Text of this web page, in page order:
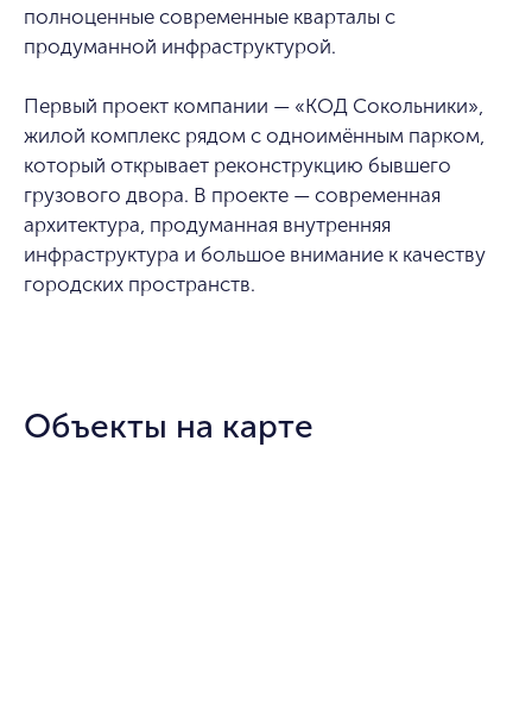
полноценные современные кварталы с
продуманной инфраструктурой.
Первый проект компании — «КОД Сокольники»,
жилой комплекс рядом с одноимённым парком,
который открывает реконструкцию бывшего
грузового двора. В проекте — современная
архитектура, продуманная внутренняя
инфраструктура и большое внимание к качеству
городских пространств.
Объекты на карте